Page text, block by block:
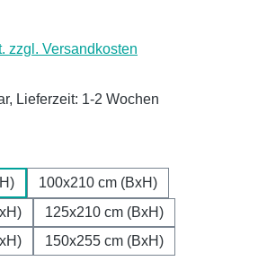
zzgl. Versandkosten
Lieferzeit: 1-2 Wochen
100x210 cm (BxH)
125x210 cm (BxH)
150x255 cm (BxH)